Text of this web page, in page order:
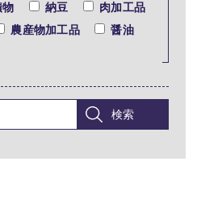
物 納豆
肉加工品
農産物加工品
醤油